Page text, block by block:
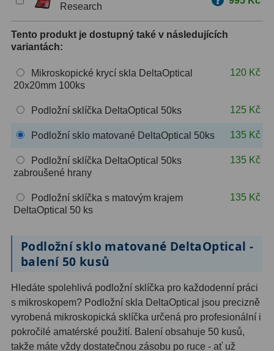
ZOOM12
ED a Flat Field
Měřící, s mřížkou6
Filtry 183
Sluneční44
Širokopásmové13
OIII9
Hβ
SII2
Research
Tento produkt je dostupný také v následujících
variantách:
Mikroskopické krycí skla DeltaOptical
20x20mm 100ks
120 Kč
Podložní sklíčka DeltaOptical 50ks 125 Kč
Podložní sklo matované DeltaOptical 50ks 135 Kč
Podložní sklíčka DeltaOptical 50ks
zabroušené hrany
135 Kč
Podložní sklíčka s matovým krajem
DeltaOptical 50 ks
135 Kč
Podložní sklo matované DeltaOptical -
balení 50 kusů
Hledáte spolehlivá podložní sklíčka pro každodenní práci
s mikroskopem? Podložní skla DeltaOptical jsou precizně
vyrobená mikroskopická sklíčka určená pro profesionální i
pokročilé amatérské použití. Balení obsahuje 50 kusů,
takže máte vždy dostatečnou zásobu po ruce - ať už